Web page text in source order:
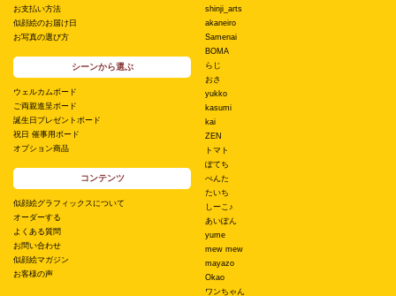
お支払い方法
似顔絵のお届け日
お写真の選び方
シーンから選ぶ
ウェルカムボード
ご両親進呈ボード
誕生日プレゼントボード
祝日 催事用ボード
オプション商品
コンテンツ
似顔絵グラフィックスについて
オーダーする
よくある質問
お問い合わせ
似顔絵マガジン
お客様の声
shinji_arts
akaneiro
Samenai
BOMA
らじ
おさ
yukko
kasumi
kai
ZEN
トマト
ぽてち
ぺんた
たいち
しーこ♪
あいぽん
yume
mew mew
mayazo
Okao
ワンちゃん